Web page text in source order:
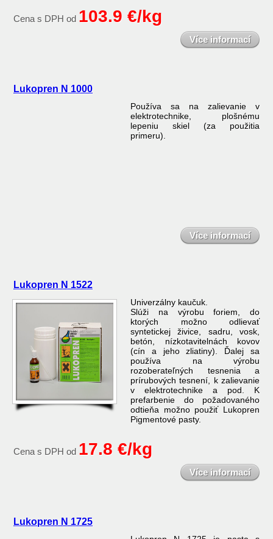
Cena s DPH od 103.9 €/kg
Více informací
Lukopren N 1000
Používa sa na zalievanie v
elektrotechnike, plošnému
lepeniu skiel (za použitia
primeru).
Více informací
Lukopren N 1522
Univerzálny kaučuk.
Slúži na výrobu foriem, do
ktorých možno odlievať
syntetickej živice, sadru, vosk,
betón, nízkotavitelnách kovov
(cín a jeho zliatiny). Ďalej sa
používa na výrobu
rozoberateľných tesnenia a
prírubových tesnení, k zalievanie
v elektrotechnike a pod. K
prefarbenie do požadovaného
odtieňa možno použiť Lukopren
Pigmentové pasty.
Cena s DPH od 17.8 €/kg
Více informací
Lukopren N 1725